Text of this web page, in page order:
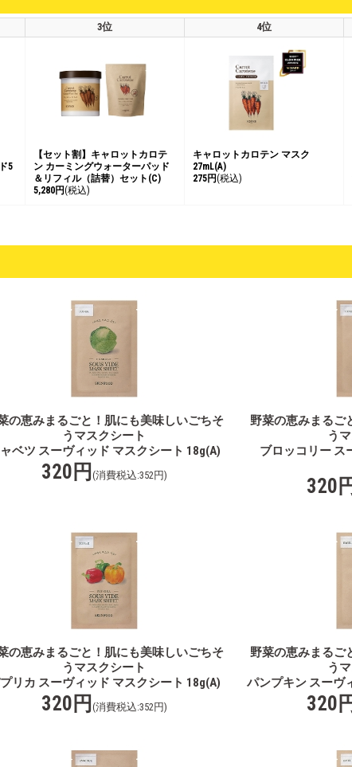
3位 4位
5
【セット割】キャロットカロテ
ン カーミングウォーターパッド
＆リフィル（詰替）セット(C)
5,280円(税込)
キャロットカロテン マスク
27mL(A)
275円(税込)
の恵みまるごと！肌にも美味しいごちそ
うマスクシート
ベツ スーヴィッド マスクシート 18g(A)
320円 (消費税込:352円)
野菜の恵みまるご
う
ブロッコリー ス
320
の恵みまるごと！肌にも美味しいごちそ
うマスクシート
リカ スーヴィッド マスクシート 18g(A)
320円 (消費税込:352円)
野菜の恵みまるご
う
パンプキン スーヴ
320